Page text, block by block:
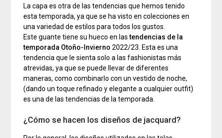
La capa es otra de las tendencias que hemos tenido
esta temporada, ya que se ha visto en colecciones en
una variedad de estilos para todos los gustos.
Este guante tiene su hueco en lastendencias de la
temporada Otoño-Invierno 2022/23. Esta es una
tendencia que le sienta solo a las fashionistas más
atrevidas, ya que se puede llevar de diferentes
maneras, como combinarlo con un vestido de noche,
(dando un toque refinado y elegante a cualquier outfit)
es una de las tendencias de la temporada.
¿Cómo se hacen los diseños de jacquard?